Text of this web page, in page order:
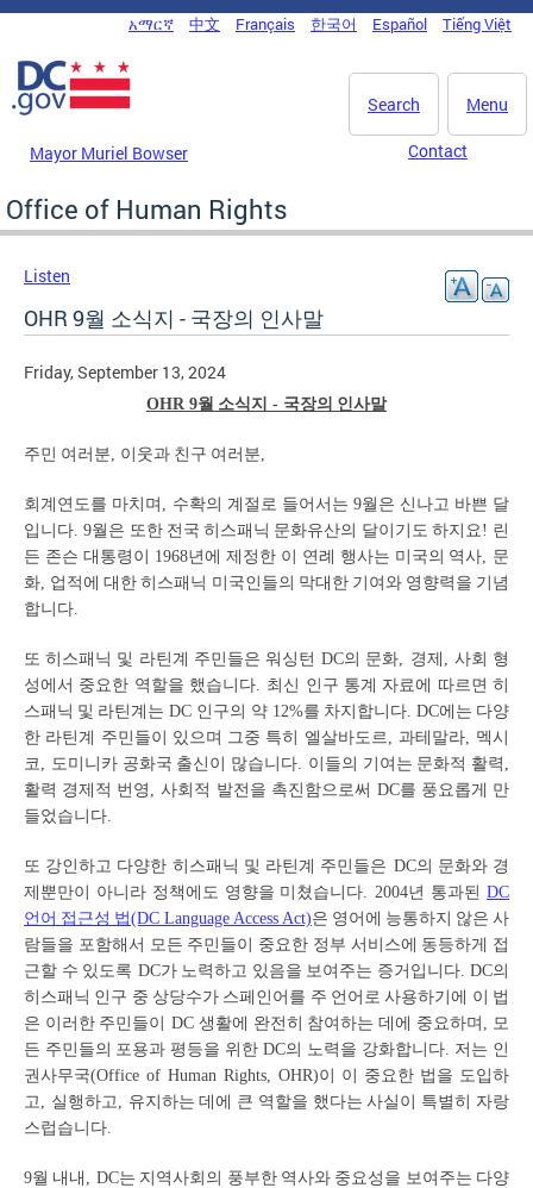
Skip to main content
DC Agency Top Menu
አማርኛ 中文 Français 한국어 Español Tiếng Việt
Menu
Search
Mayor Muriel Bowser Contact
Office of Human Rights
Listen
OHR 9월 소식지 - 국장의 인사말
Friday, September 13, 2024
OHR 9월 소식지 - 국장의 인사말
주민 여러분 이웃과 친구 여러분
회계연도를 마치며 수확의 계절로 들어서는 9월은 신나고 바쁜 달
입니다 . 9월은 또한 전국 히스패닉 문화유산의 달이기도 하지요 ! 린
든 존슨 대통령이 1968년에 제정한 이 연례 행사는 미국의 역사
문
화 업적에 대한 히스패닉 미국인들의 막대한 기여와 영향력을 기념
합니다
또 히스패닉 및 라틴계 주민들은 워싱턴 DC의 문화 경제 사회 형
성에서 중요한 역할을 했습니다 최신 인구 통계 자료에 따르면 히
스패닉 및 라틴계는 DC 인구의 약12%를 차지합니다. DC에는 다양
한 라틴계 주민들이 있으며 그중 특히 엘살바도르 과테말라, 멕시
코
도미니카 공화국 출신이 많습니다 이들의 기여는 문화적 활력
활력 경제적 번영 ,사회적 발전을 촉진함으로써 DC를 풍요롭게 만
들었습니다
또 강인하고 다양한 히스패닉 및 라틴계 주민들은 DC의 문화와 경
제뿐만이 아니라 정책에도 영향을 미쳤습니다 . 2004년 통과된 DC
언어 접근성 법(DC Language Access Act)은 영어에 능통하지 않은 사
람들을 포함해서 모든 주민들이 중요한 정부 서비스에 동등하게 접
근할 수 있도록 DC가 노력하고 있음을 보여주는 증거입니다. DC의
히스패닉 인구 중 상당수가 스페인어를 주 언어로 사용하기에 이 법
은 이러한 주민들이 DC생활에 완전히 참여하는 데에 중요하며
모
든 주민들의 포용과 평등을 위한DC의 노력을 강화합니다. 저는 인
권사무국(Office of Human Rights, OHR)이 이 중요한 법을 도입하
고
실행하고 유지하는 데에 큰 역할을 했다는 사실이 특별히 자랑
스럽습니다
9월 내내 , DC는 지역사회의 풍부한 역사와 중요성을 보여주는 다양